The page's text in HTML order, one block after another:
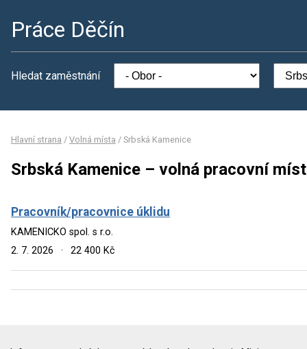
Práce Děčín
Hledat zaměstnání
Hlavní strana / Volná místa / Srbská Kamenice
Srbská Kamenice – volná pracovní
Pracovník/pracovnice úklidu
KAMENICKO spol. s r.o.
2. 7. 2026
· 22 400 Kč